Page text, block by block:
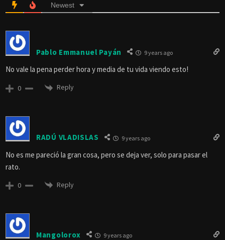
Newest
Pablo Emmanuel Payán 9 years ago
No vale la pena perder hora y media de tu vida viendo esto!
0 Reply
RADÚ VLADISLAS 9 years ago
No es me pareció la gran cosa, pero se deja ver, solo para pasar el
rato.
0 Reply
Mangolorox 9 years ago